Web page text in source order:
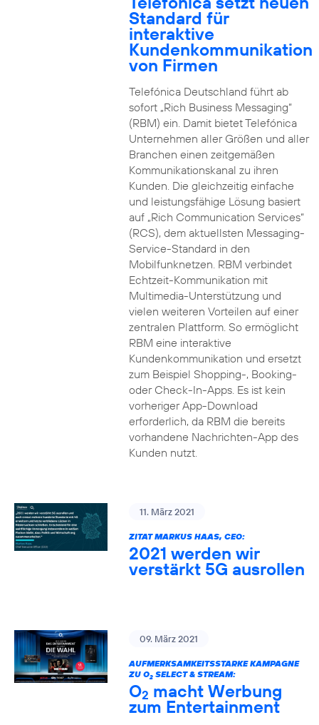
Standard für
interaktive
Kundenkommunikation
von Firmen
Telefónica Deutschland führt ab
sofort „Rich Business Messaging“
(RBM) ein. Damit bietet Telefónica
Unternehmen aller Größen und aller
Branchen einen zeitgemäßen
Kommunikationskanal zu ihren
Kunden. Die gleichzeitig einfache
und leistungsfähige Lösung basiert
auf „Rich Communication Services“
(RCS), dem aktuellsten Messaging-
Service-Standard in den
Mobilfunknetzen. RBM verbindet
Echtzeit-Kommunikation mit
Multimedia-Unterstützung und
vielen weiteren Vorteilen auf einer
zentralen Plattform. So ermöglicht
RBM eine interaktive
Kundenkommunikation und ersetzt
zum Beispiel Shopping-, Booking-
oder Check-In-Apps. Es ist kein
vorheriger App-Download
erforderlich, da RBM die bereits
vorhandene Nachrichten-App des
Kunden nutzt.
11. März 2021
ZITAT MARKUS HAAS, CEO:
2021 werden wir
verstärkt 5G ausrollen
09. März 2021
AUFMERKSAMKEITSSTARKE KAMPAGNE
ZU O2SELECT & STREAM:
O2 macht Werbung
zum Entertainment